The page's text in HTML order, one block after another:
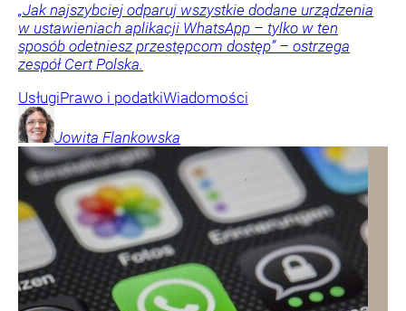
„Jak najszybciej odparuj wszystkie dodane urządzenia
w ustawieniach aplikacji WhatsApp – tylko w ten
sposób odetniesz przestępcom dostęp” – ostrzega
zespół Cert Polska.
UsługiPrawo i podatkiWiadomości
Jowita Flankowska